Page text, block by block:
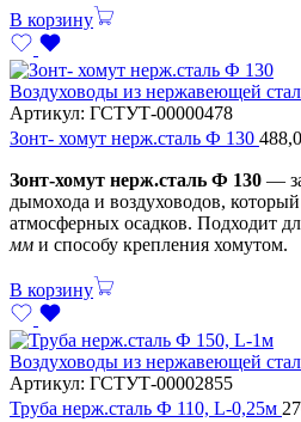
В корзину
Воздуховоды из нержавеющей
Артикул: ГСТУТ-00000478
Зонт- хомут нерж.сталь Ф 130
Зонт-хомут нерж.сталь Ф 130 —
дымохода и воздуховодов,
атмосферных осадков. Подходит
мм и способу крепления хомутом.
В корзину
Воздуховоды из нержавеющей
Артикул: ГСТУТ-00002855
Труба нерж.сталь Ф 110, L-0,25м